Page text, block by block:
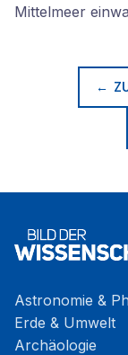
Mittelmeer
←
Astronomie &
Erde & Umwelt
Archäologie